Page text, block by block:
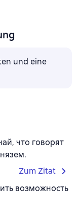
und eine
что говорят
Zum Zitat
возможность